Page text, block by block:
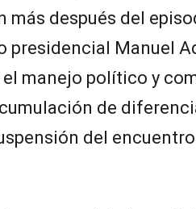
más después del
presidencial Manuel
manejo político y
de
del